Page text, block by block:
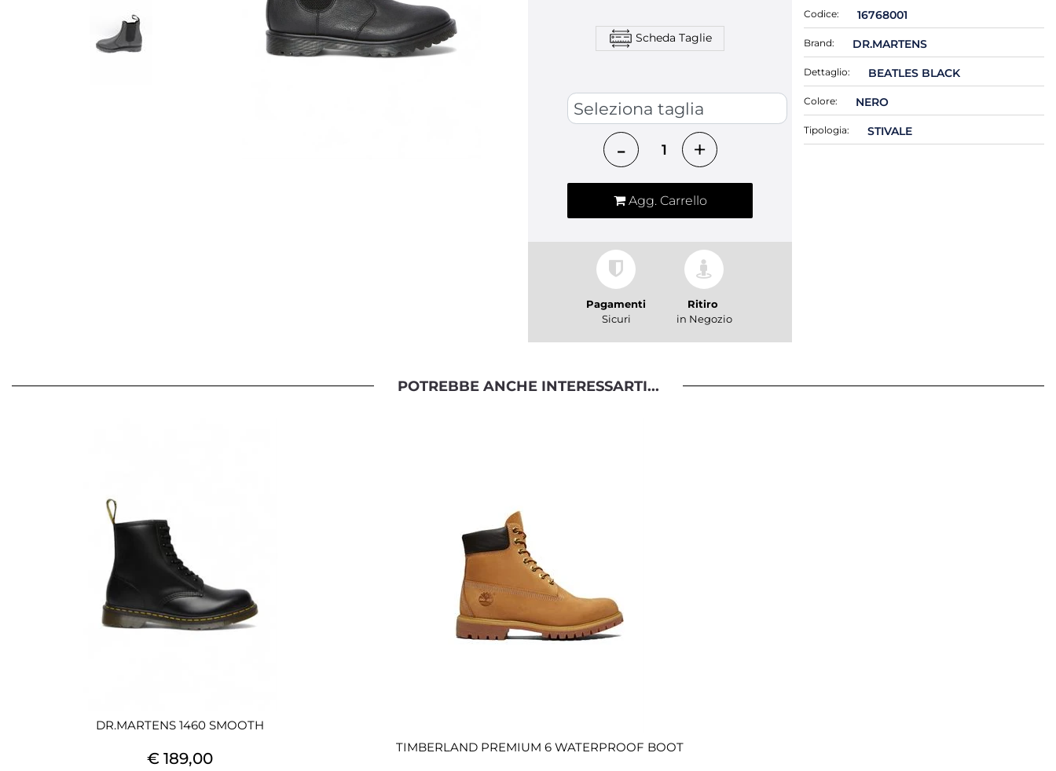
Scheda Taglie
Quantità
Agg. Carrello
Pagamenti
Sicuri
Ritiro
in Negozio
Codice: 16768001
Brand: DR.MARTENS
Dettaglio: BEATLES BLACK
Colore: NERO
Tipologia: STIVALE
POTREBBE ANCHE INTERESSARTI...
DR.MARTENS 1460 SMOOTH
€ 189,00
TIMBERLAND PREMIUM 6 WATERPROOF BOOT